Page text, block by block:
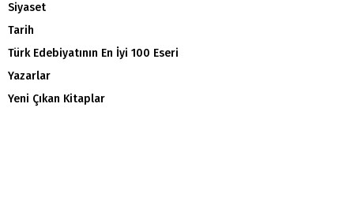
Siyaset
Tarih
Türk Edebiyatının En İyi 100 Eseri
Yazarlar
Yeni Çıkan Kitaplar